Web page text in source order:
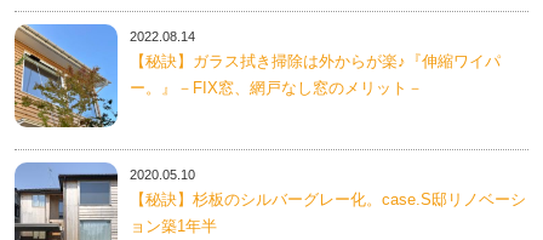
2022.08.14
【秘訣】ガラス拭き掃除は外からが楽♪『伸縮ワイパ
ー。』－FIX窓、網戸なし窓のメリット－
2020.05.10
【秘訣】杉板のシルバーグレー化。case.S邸リノベーシ
ョン築1年半